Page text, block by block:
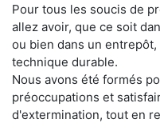
Pour tous les soucis de
allez avoir, que ce soit
ou bien dans un
technique durable.
Nous avons été formés
préoccupations et
d'extermination, tout en